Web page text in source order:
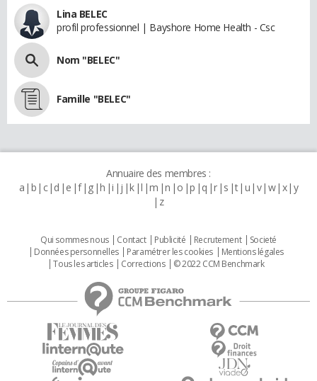
Lina BELEC
profil professionnel | Bayshore Home Health - Csc
Nom "BELEC"
Famille "BELEC"
Annuaire des membres :
a b c d e f g h i j k l m n o p q r s t u v w x y
z
Qui sommes nous Contact Publicité Recrutement
Societé
Données personnelles
Paramétrer les cookies
Mentions légales
Tous les articles
Corrections © 2022 CCM Benchmark